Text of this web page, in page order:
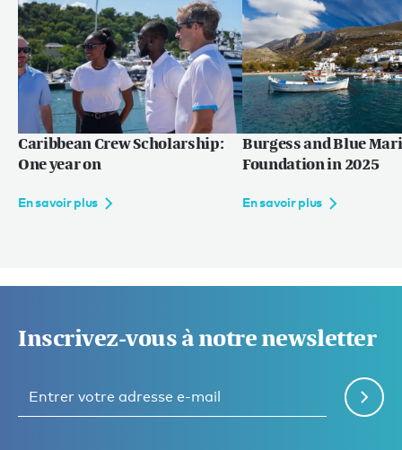
Caribbean Crew Scholarship:
One year on
En savoir plus
Burgess and Blue
Foundation in 2025
En savoir plus
Inscrivez-vous à notre newsletter